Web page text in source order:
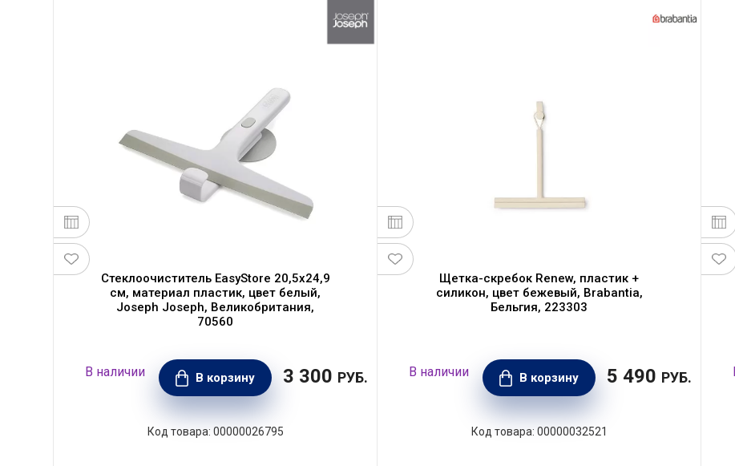
Стеклоочиститель EasyStore 20,5х24,9
см, материал пластик, цвет белый,
Joseph Joseph, Великобритания,
70560
В корзину 3 300 РУБ.
00000026795
Щетка-скребок Renew, пластик +
силикон, цвет бежевый, Brabantia,
Бельгия, 223303
В корзину 5 490 РУБ.
00000032521